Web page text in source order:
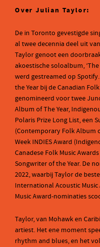
Over Julian Taylor:
De in Toronto gevestigde
al twee decennia deel uit
Taylor genoot een
akoestische soloalbum,
werd gestreamed op
the Year bij de Canadian
genomineerd voor twee
Album of The Year,
Polaris Prize Long List, een
(Contemporary Folk Album
Week INDIES Award
Canadese Folk Music
Songwriter of the Year. De
2022, waarbij Taylor de
International Acoustic
Music Award-nominaties
Taylor, van Mohawk en
artiest. Het ene moment
rhythm and blues, en het